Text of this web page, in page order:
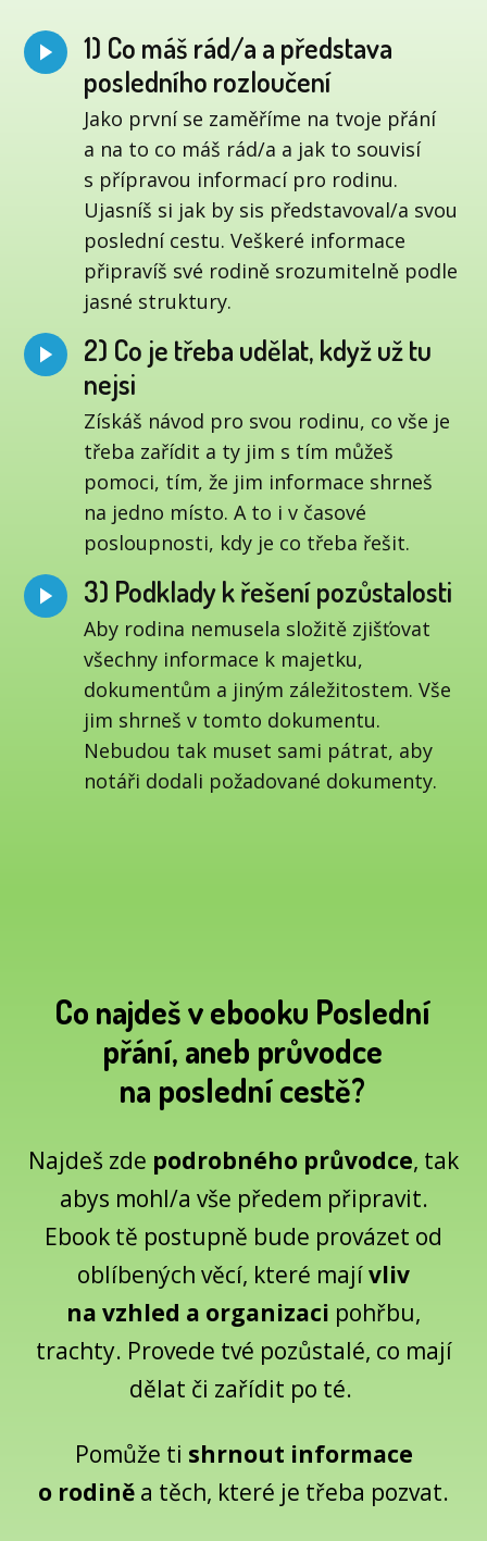
1) Co máš rád/a a představa
posledního rozloučení
Jako první se zaměříme na tvoje přání
a na to co máš rád/a a jak to souvisí
s přípravou informací pro rodinu.
Ujasníš si jak by sis představoval/a svou
poslední cestu. Veškeré informace
připravíš své rodině srozumitelně podle
jasné struktury.
2) Co je třeba udělat, když už tu
nejsi
Získáš návod pro svou rodinu, co vše je
třeba zařídit a ty jim s tím můžeš
pomoci, tím, že jim informace shrneš
na jedno místo. A to i v časové
posloupnosti, kdy je co třeba řešit.
3) Podklady k řešení pozůstalosti
Aby rodina nemusela složitě zjišťovat
všechny informace k majetku,
dokumentům a jiným záležitostem. Vše
jim shrneš v tomto dokumentu.
Nebudou tak muset sami pátrat, aby
notáři dodali požadované dokumenty.
Co najdeš v ebooku Poslední
přání, aneb průvodce
na poslední cestě?
Najdeš zde podrobného průvodce, tak
abys mohl/a vše předem připravit.
Ebook tě postupně bude provázet od
oblíbených věcí, které majívliv
na vzhled a organizaci pohřbu,
trachty. Provede tvé pozůstalé, co mají
dělat či zařídit po té.
Pomůže ti shrnout informace
o rodině a těch, které je třeba pozvat.